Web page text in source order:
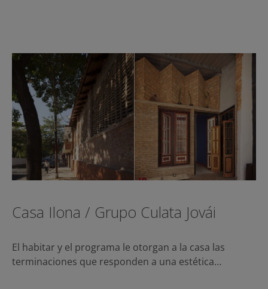
Casa Ilona / Grupo Culata Jovái
El habitar y el programa le otorgan a la casa las
terminaciones que responden a una estética…